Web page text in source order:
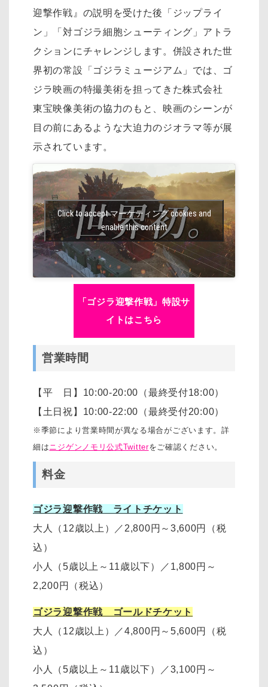
迎撃作戦』の説明を受けた後「ジップライ
ン」「対ゴジラ細胞シューティング」アトラ
クションにチャレンジします。併設された世
界初の常設「ゴジラミュージアム」では、ゴ
ジラ映画の特撮美術を担ってきた株式会社
東宝映像美術の協力のもと、映画のシーンが
目の前にあるような大迫力のジオラマ等が展
示されています。
Click to accept マーケティング cookies and
enable this content
「ゴジラ迎撃作戦」特設サ
イトはこちら
営業時間
【平 日】10:00-20:00（最終受付18:00）
【土日祝】10:00-22:00（最終受付20:00）
※季節により営業時間が異なる場合がございます。詳
細は ニジゲンノモリ公式Twitterをご確認ください。
料金
ゴジラ迎撃作戦 ライトチケット
大人（12歳以上）
／2,800円～3,600円
（税
込）
小人（5歳以上～11歳以下）
／ 1,800円～
2,200円
（税込）
ゴジラ迎撃作戦 ゴールドチケット
大人（12歳以上）
／4,800円～5,600円（税
込）
小人（5歳以上～11歳以下）
／3,100円～